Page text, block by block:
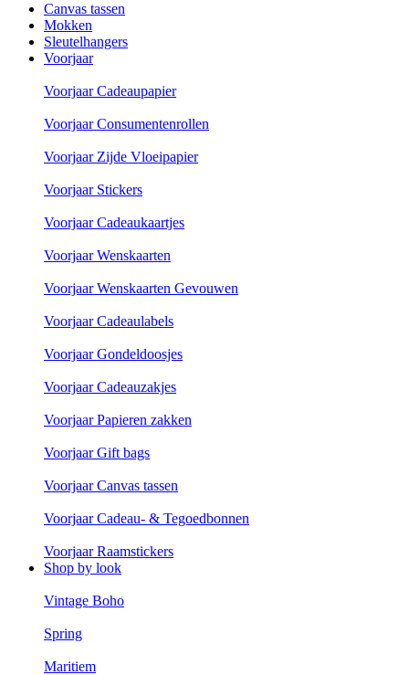
Canvas tassen
Mokken
Sleutelhangers
Voorjaar
Voorjaar Cadeaupapier
Voorjaar Consumentenrollen
Voorjaar Zijde Vloeipapier
Voorjaar Stickers
Voorjaar Cadeaukaartjes
Voorjaar Wenskaarten
Voorjaar Wenskaarten Gevouwen
Voorjaar Cadeaulabels
Voorjaar Gondeldoosjes
Voorjaar Cadeauzakjes
Voorjaar Papieren zakken
Voorjaar Gift bags
Voorjaar Canvas tassen
Voorjaar Cadeau- & Tegoedbonnen
Voorjaar Raamstickers
Shop by look
Vintage Boho
Spring
Maritiem